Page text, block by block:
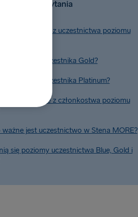
Powiązane pytania
płynące z uczestnictwa poziomu
na poziom uczestnika Gold?
na poziom uczestnika Platinum?
płynące z członkostwa poziomu
ważne jest uczestnictwo w Stena MORE?
się poziomy uczestnictwa Blue, Gold i